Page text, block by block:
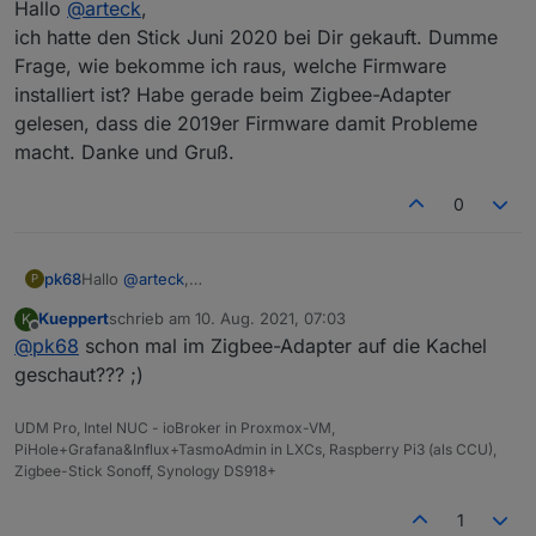
wir haben eineneue Version der Platine entwickelt und
diese sogar verbessert
Hallo @arteck,
ich hatte den Stick Juni 2020 bei Dir gekauft. Dumme
Frage, wie bekomme ich raus, welche Firmware
installiert ist? Habe gerade beim Zigbee-Adapter
gelesen, dass die 2019er Firmware damit Probleme
macht. Danke und Gruß.
0
P pk68Hallo @arteck
Frage, wie bekomme ich raus, welche Firmware installiert
ist? Habe gerade beim Zigbee-Adapter gelesen, dass die
2019er Firmware damit Probleme macht. Danke und Gruß.
K
Offline
Kueppertschrieb am 10. Aug. 2021, 07:03
zuletzt editiert von
@pk68 schon mal im Zigbee-Adapter auf die Kachel
geschaut??? ;)
UDM Pro, Intel NUC - ioBroker in Proxmox-VM,
PiHole+Grafana&Influx+TasmoAdmin in LXCs, Raspberry Pi3 (als CCU),
Zigbee-Stick Sonoff, Synology DS918+
1